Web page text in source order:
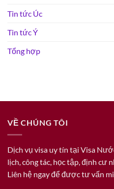
Tin tức Úc
Tin tức Ý
Tổng hợp
VỀ CHÚNG TÔI
Dịch vụ visa uy tín tại Visa
lịch, công tác, học tập, định cư
Liên hệ ngay để được tư vấn